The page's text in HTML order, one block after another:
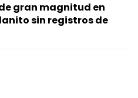
gran magnitud en
sin registros de